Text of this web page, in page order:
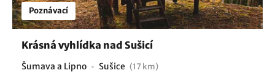
Poznávací
Krásná vyhlídka nad Sušicí
Šumava a Lipno Sušice (17 km)